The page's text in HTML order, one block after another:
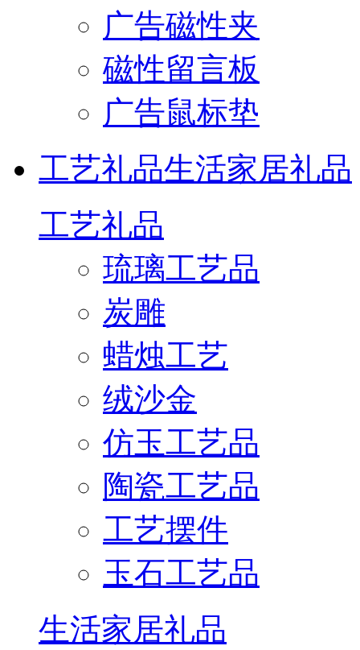
广告磁性夹
磁性留言板
广告鼠标垫
工艺礼品生活家居礼品
工艺礼品
琉璃工艺品
炭雕
蜡烛工艺
绒沙金
仿玉工艺品
陶瓷工艺品
工艺摆件
玉石工艺品
生活家居礼品